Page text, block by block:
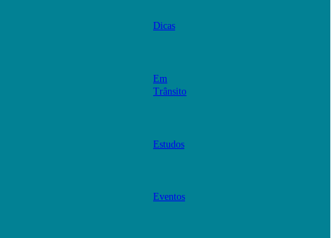
Dicas
Em
Trânsito
Estudos
Eventos